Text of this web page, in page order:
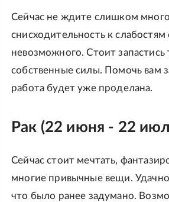
Сейчас не ждите слишком
снисходительность к
невозможного. Стоит
собственные силы. Помочь вам
работа будет уже проделана.
Рак (22 июня - 22
Сейчас стоит мечтать,
многие привычные вещи.
что было ранее задумано.